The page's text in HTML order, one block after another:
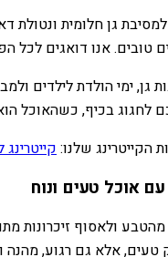
גן חלומית ונטולת
אנו דואגים לכל
ימי הולדת לילדים
לחגוג בכיף, כשהאוכל
הקייטרינג שלנו:
אוכל טעים ונוח
ולאסוף זיכרונות
אלא גם רגוע, מהנה